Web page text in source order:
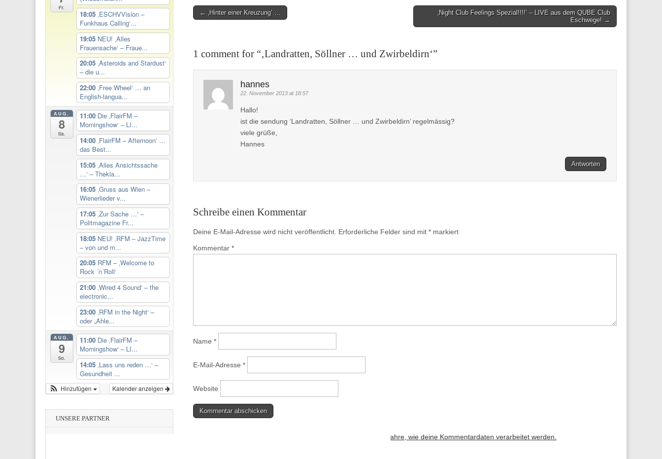
Post← ‚Hinter einer Kreuzung‘ …
‚Night Club Feelings Spezial!!!!‘ – LIVE aus dem QUBE Club
Eschwege! →
1 comment for “‚Landratten, Söllner … und Zwirbeldirn‘”
hannes
22. November 2013 at 18:57
Hallo!
ist die sendung ‘Landratten, Söllner … und Zwirbeldirn’ regelmässig?
viele grüße,
Hannes
Antworten
Schreibe einen Kommentar
Deine E-Mail-Adresse wird nicht veröffentlicht. Erforderliche Felder sind mit * markiert
Kommentar *
Name *
E-Mail-Adresse *
Website
Erfahre, wie deine Kommentardaten verarbeitet werden.
Fr.
18:05 ‚ESCHVVision –
Funkhaus Calling‘...
19:05 NEU! ‚Alles
Frauensache‘ – Fraue...
20:05 ‚Asteroids and Stardust‘
– die u...
22:00 ‚Free Wheel‘ … an
English-langua...
AUG.
8
Sa.
11:00 Die ‚FlairFM –
Morningshow‘ – LI...
14:00 ‚FlairFM – Afternoon‘ …
das Best...
15:05 ‚Alles Ansichtssache
…‘ – Thekla...
16:05 ‚Gruss aus Wien –
Wienerlieder v...
17:05 ‚Zur Sache …‘ –
Politmagazine Fr...
18:05 NEU! ‚RFM – JazzTime
– von und m...
20:05 RFM – ‚Welcome to
Rock ´n´Roll‘
21:00 ‚Wired 4 Sound‘ – the
electronic...
23:00 ‚RFM in the Night‘ –
oder „Ahle...
AUG.
9
So.
11:00 Die ‚FlairFM –
Morningshow‘ – LI...
14:05 ‚Lass uns reden …‘ –
Gesundheit ...
Kalender anzeigen
Hinzufügen
UNSERE PARTNER